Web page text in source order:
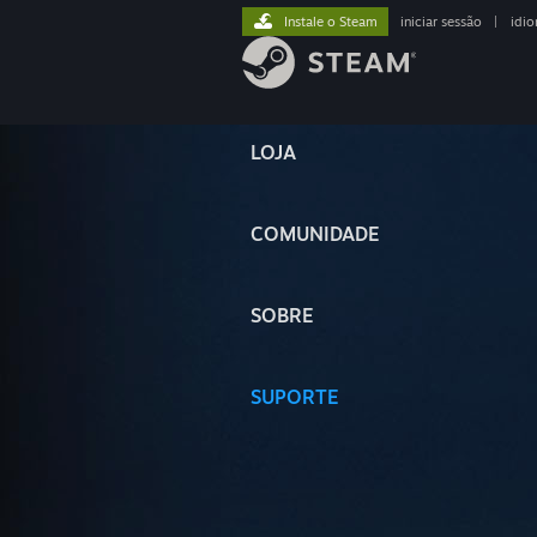
LOJA
COMUNIDADE
SOBRE
SUPORTE
Instale o Steam iniciar sessão